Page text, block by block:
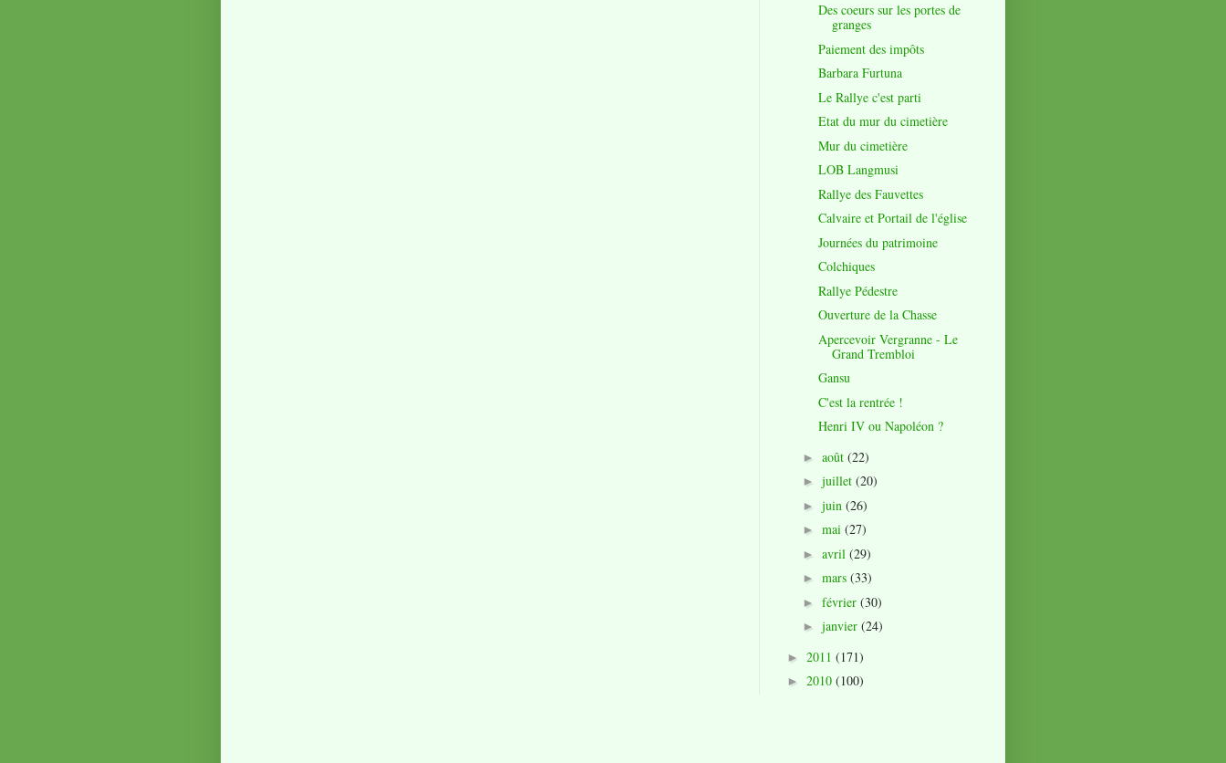
Des coeurs sur les portes de
granges
Paiement des impôts
Barbara Furtuna
Le Rallye c'est parti
Etat du mur du cimetière
Mur du cimetière
LOB Langmusi
Rallye des Fauvettes
Calvaire et Portail de l'église
Journées du patrimoine
Colchiques
Rallye Pédestre
Ouverture de la Chasse
Apercevoir Vergranne - Le
Grand Trembloi
Gansu
C'est la rentrée !
Henri IV ou Napoléon ?
► août (22)
► juillet (20)
► juin (26)
► mai (27)
► avril (29)
► mars (33)
► février (30)
► janvier (24)
► 2011 (171)
► 2010 (100)